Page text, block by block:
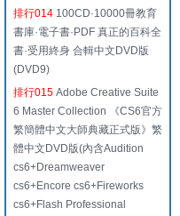
排行014 100CD·10000冊教育
書庫·電子書·PDF 真正的百科全
書·受用終身 合輯中文DVD版
(DVD9)
排行015 Adobe Creative Suite
6 Master Collection 《CS6官方
繁簡體中文大師典藏正式版》繁
體中文DVD版(內含Audition
cs6+Dreamweaver
cs6+Encore cs6+Fireworks
cs6+Flash Professional